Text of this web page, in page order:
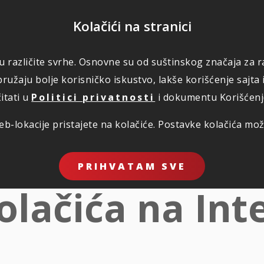
Kolačići na stranici
različite svrhe. Osnovne su od suštinskog značaja za
bolje korisničko iskustvo, lakše korišćenje sajta
u Politici privatnosti i dokumentu
lokacije pristajete na kolačiće. Postavke kolačića
PRIHVATAM SVE
ŠTETE KORISNO O NAMA
na